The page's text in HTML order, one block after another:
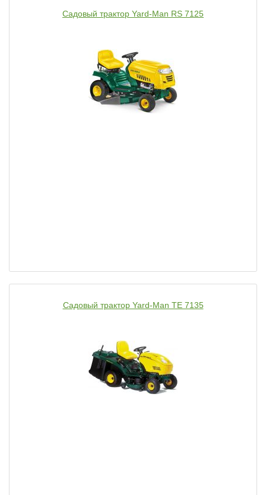
Садовый трактор Yard-Man RS 7125
Садовый трактор Yard-Man TE 7135